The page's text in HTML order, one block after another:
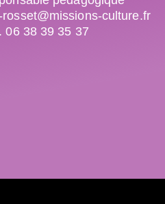
rosset@missions-culture.fr
06 38 39 35 37